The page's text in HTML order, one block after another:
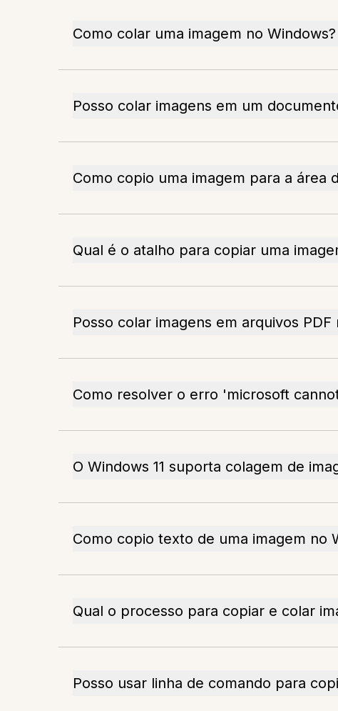
Como colar uma imagem no Windows?
Posso colar imagens em um
Como copio uma imagem para a área
Qual é o atalho para copiar uma
Posso colar imagens em arquivos PDF
Como resolver o erro 'microsoft
O Windows 11 suporta colagem de
Como copio texto de uma imagem no
Qual o processo para copiar e colar
Posso usar linha de comando para